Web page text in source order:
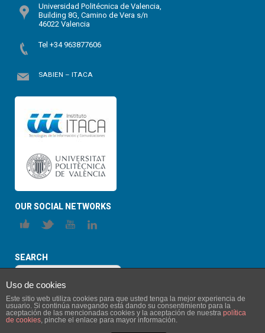
Universidad Politécnica de Valencia,
Building 8G, Camino de Vera s/n
46022 Valencia
Tel +34 963877606
SABIEN – ITACA
OUR SOCIAL NETWORKS
SEARCH
Uso de cookies
Este sitio web utiliza cookies para que usted tenga la mejor experiencia de
usuario. Si continúa navegando está dando su consentimiento para la
aceptación de las mencionadas cookies y la aceptación de nuestra política
de cookies, pinche el enlace para mayor información.